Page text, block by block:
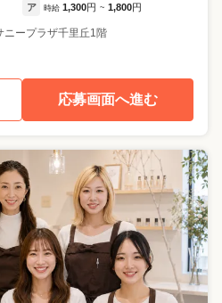
ア 時給 1,300円 ~ 1,800円
ニープラザ千里丘1階
応募画面へ進む